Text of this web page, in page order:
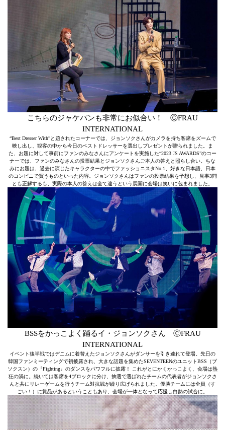
こちらのジャケパンも非常にお似合い！ ⒸFRAU
INTERNATIONAL
“Best Dresser With”と題されたコーナーでは、ジョンソクさんがカメラを持ち客席をズームで
映し出し、観客の中から今日のベストドレッサーを選出しプレゼントが贈られました。ま
た、お題に対して事前にファンのみなさんにアンケートを実施した“2023 JS AWARDS”のコー
ナーでは、ファンのみなさんの投票結果とジョンソクさんご本人の答えと照らし合い。ちな
みにお題は、過去に演じたキャラクターの中でファッショニスタNo.1、好きな日本語、日本
のコンビニで買うものといった内容。ジョンソクさんはファンの投票結果を予想し、見事3問
とも正解するも、実際の本人の答えは全て違うという展開に会場は笑いに包まれました。
BSSをかっこよく踊るイ・ジョンソクさん ⒸFRAU
INTERNATIONAL
イベント後半戦ではデニムに着替えたジョンソクさんがダンサーを引き連れて登場。先日の
韓国ファンミーティングで初披露され、大きな話題を集めたSEVENTEENのユニットBSS（ブ
ソクスン）の『Fighting』のダンスをパワフルに披露！ これがとにかくかっこよく、会場は熱
狂の渦に。続いては客席を4ブロックに分け、抽選で選ばれたチームの代表者がジョンソクさ
んと共にリレーゲームを行うチーム対抗戦が繰り広げられました。優勝チームには全員（す
ごい！）に賞品があるということもあり、会場が一体となって応援し白熱の試合に。